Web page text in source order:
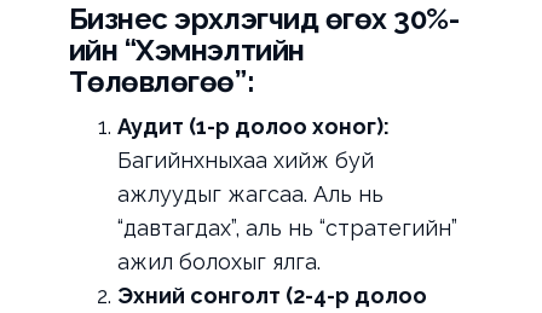
Бизнес эрхлэгчид өгөх 30%-
ийн “Хэмнэлтийн
Төлөвлөгөө”:
Аудит (1-р долоо хоног):
Багийнхныхаа хийж буй
ажлуудыг жагсаа. Аль нь
“давтагдах”, аль нь “стратегийн”
ажил болохыг ялга.
Эхний сонголт (2-4-р долоо